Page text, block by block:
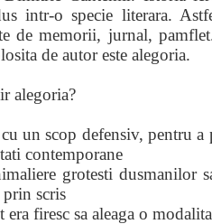
intr-o specie literara.
de memorii, jurnal,
de autor este alegoria.
alegoria?
un scop defensiv, pentru
contemporane
grotesti dusmanilor
scris
era firesc sa aleaga o